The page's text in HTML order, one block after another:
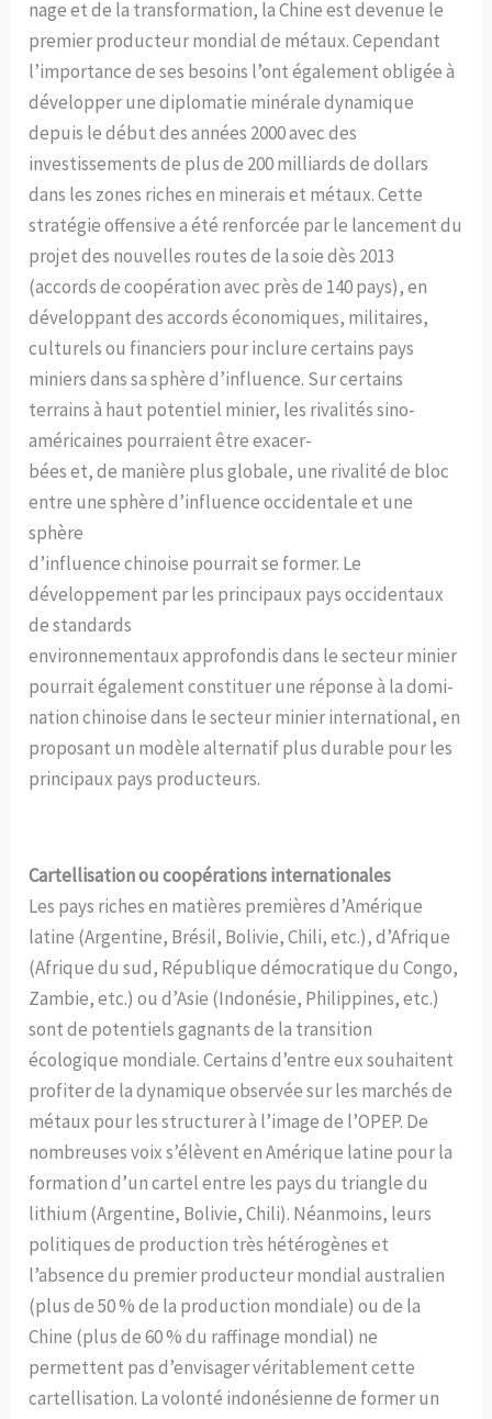
nage et de la transformation, la Chine est devenue le
premier producteur mondial de métaux. Cependant
l’importance de ses besoins l’ont également obligée à
développer une diplomatie minérale dynamique
depuis le début des années 2000 avec des
investissements de plus de 200 milliards de dollars
dans les zones riches en minerais et métaux. Cette
stratégie offensive a été renforcée par le lancement du
projet des nouvelles routes de la soie dès 2013
(accords de coopération avec près de 140 pays), en
développant des accords économiques, militaires,
culturels ou financiers pour inclure certains pays
miniers dans sa sphère d’influence. Sur certains
terrains à haut potentiel minier, les rivalités sino-
américaines pourraient être exacer-
bées et, de manière plus globale, une rivalité de bloc
entre une sphère d’influence occidentale et une
sphère
d’influence chinoise pourrait se former. Le
développement par les principaux pays occidentaux
de standards
environnementaux approfondis dans le secteur minier
pourrait également constituer une réponse à la domi-
nation chinoise dans le secteur minier international, en
proposant un modèle alternatif plus durable pour les
principaux pays producteurs.
Cartellisation ou coopérations internationales
Les pays riches en matières premières d’Amérique
latine (Argentine, Brésil, Bolivie, Chili, etc.), d’Afrique
(Afrique du sud, République démocratique du Congo,
Zambie, etc.) ou d’Asie (Indonésie, Philippines, etc.)
sont de potentiels gagnants de la transition
écologique mondiale. Certains d’entre eux souhaitent
profiter de la dynamique observée sur les marchés de
métaux pour les structurer à l’image de l’OPEP. De
nombreuses voix s’élèvent en Amérique latine pour la
formation d’un cartel entre les pays du triangle du
lithium (Argentine, Bolivie, Chili). Néanmoins, leurs
politiques de production très hétérogènes et
l’absence du premier producteur mondial australien
(plus de 50 % de la production mondiale) ou de la
Chine (plus de 60 % du raffinage mondial) ne
permettent pas d’envisager véritablement cette
cartellisation. La volonté indonésienne de former un